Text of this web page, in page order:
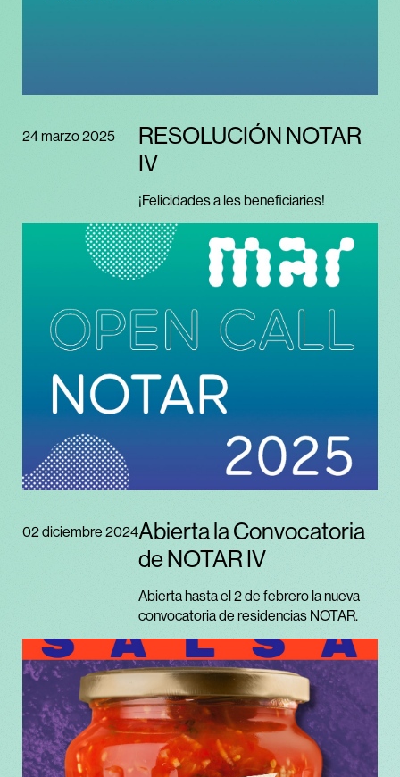
24 marzo 2025
RESOLUCIÓN NOTAR
IV
¡Felicidades a les beneficiaries!
02 diciembre 2024Abierta la Convocatoria
de NOTAR IV
Abierta hasta el 2 de febrero la nueva
convocatoria de residencias NOTAR.